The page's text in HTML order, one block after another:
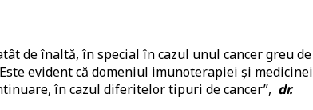
de înaltă, în special în cazul unul cancer greu de
evident că domeniul imunoterapiei și medicinei
în cazul diferitelor tipuri de cancer”, dr.